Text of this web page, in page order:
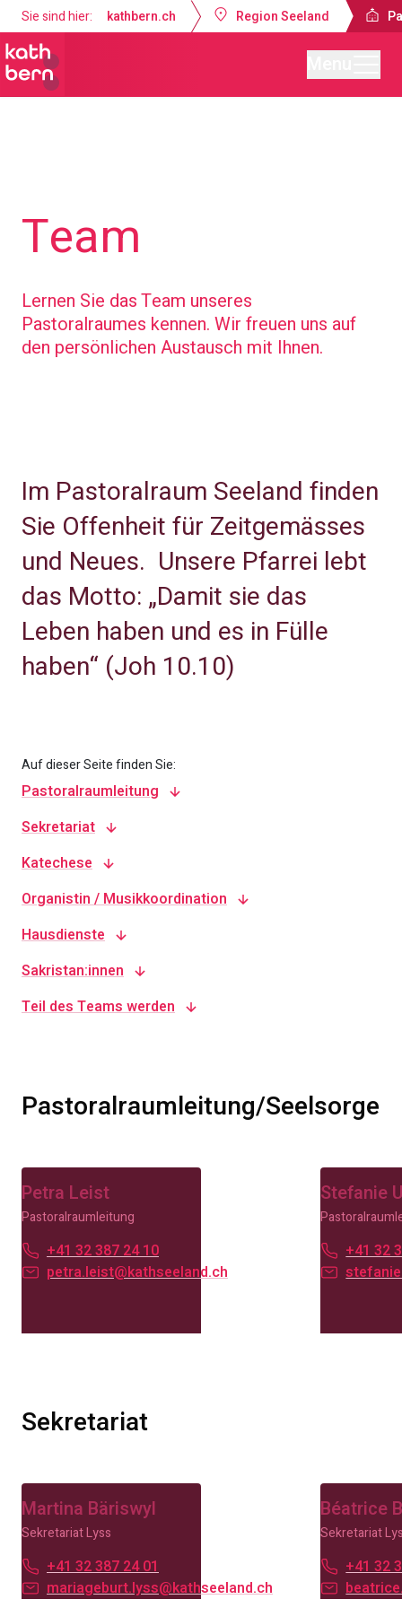
Sie sind hier: kathbern.ch Region Seeland
Team
Lernen Sie das Team unseres
Pastoralraumes kennen. Wir freuen uns auf
den persönlichen Austausch mit Ihnen.
Im Pastoralraum Seeland finden
Sie Offenheit für Zeitgemässes
und Neues. Unsere Pfarrei lebt
das Motto: „Damit sie das
Leben haben und es in Fülle
haben“ (Joh 10.10)
Auf dieser Seite finden Sie:
Pastoralraumleitung
Sekretariat
Katechese
Organistin / Musikkoordination
Hausdienste
Sakristan:innen
Teil des Teams werden
Pastoralraumleitung/Seelsorge
Petra Leist
Pastoralraumleitung
+41 32 387 24 10
petra.leist@kathseeland.ch
Stefanie
+41 32
Sekretariat
Martina Bäriswyl
Sekretariat Lyss
+41 32 387 24 01
mariageburt.lyss@kathseeland.ch
Béatrice
Sekretariat
+41 32